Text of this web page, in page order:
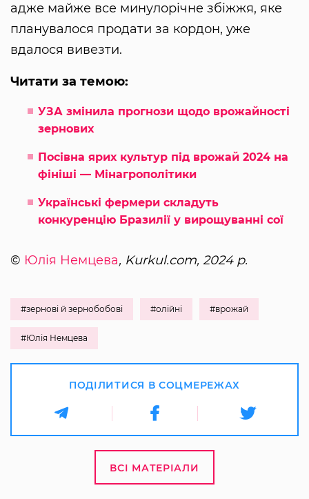
адже майже все минулорічне збіжжя, яке
планувалося продати за кордон, уже
вдалося вивезти.
Читати за темою:
УЗА змінила прогнози щодо врожайності
зернових
Посівна ярих культур під врожай 2024 на
фініші — Мінагрополітики
Українські фермери складуть
конкуренцію Бразилії у вирощуванні сої
© Юлія Немцева, Kurkul.com, 2024 р.
#зернові й зернобобові #олійні #врожай
#Юлія Немцева
ПОДІЛИТИСЯ В СОЦМЕРЕЖАХ
ВСІ МАТЕРІАЛИ